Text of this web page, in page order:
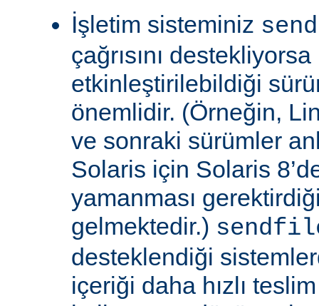
İşletim sisteminiz
çağrısını
etkinleştirilebildiği
önemlidir. (Örneğin,
ve sonraki sürümler
Solaris için Solaris
yamanması
gelmektedir.)
desteklendiği
içeriği daha hızlı